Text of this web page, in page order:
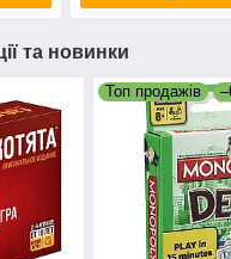
та новинки
Топ продажів